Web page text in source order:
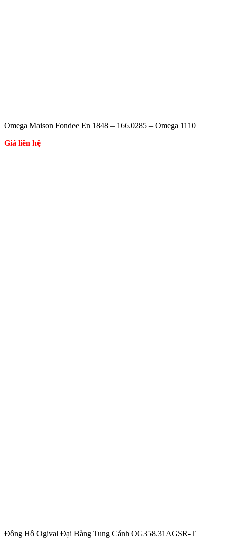
Omega Maison Fondee En 1848 – 166.0285 – Omega 1110
Giá liên hệ
Đồng Hồ Ogival Đại Bàng Tung Cánh OG358.31AGSR-T